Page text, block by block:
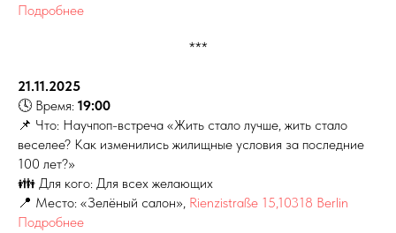
Подробнее
***
21.11.2025
🕓 Время: 19:00
📌 Что: Научпоп-встреча «Жить стало лучше, жить стало
веселее? Как изменились жилищные условия за последние
100 лет?»
👪 Для кого: Для всех желающих
📍 Место: «Зелёный салон», Rienzistraße 15,10318 Berlin
Подробнее